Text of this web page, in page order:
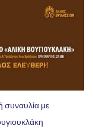
συναυλία με